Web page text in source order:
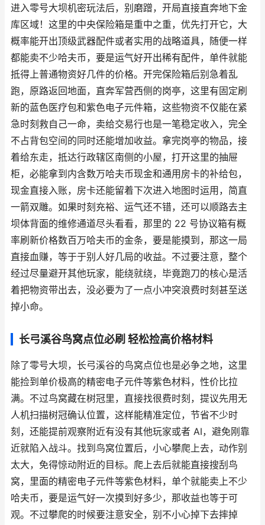
进入零号大坝机密玩法后，别磨蹭，开局直接直奔地下金
库区域！这里的中央保险箱是重中之重，优先打开它，大
概率能开出顶级武器配件或者实用的战略道具，随便一样
都能卖不少哈夫币，要是运气好开出稀有配件，单件就能
抵得上普通物资好几件的价格。开完保险箱后别急着乱
跑，原路返回地面，直奔军营西侧的岗亭，这里有固定刷
新的蓝色医疗包和紫色电子元件箱，这些物资不仅能在紧
急时刻救自己一命，卖给交易行也是一笔稳定收入，完全
不占背包空间的同时还能增加收益。拿完岗亭的物品，接
着给东走，抵达行政辖区南侧的小屋，打开这里的抽屉
柜，必能拿到内含数万哈夫币现金和通用房卡的补给包，
现金直接入账，房卡还能留着下次进入地图时运用，简直
一箭双雕。如果时刻充裕、运气还不错，还可以顺路去主
坝体背面的维修通道尽头看看，那里的 22 号协议箱有概
率刷新价格数百万哈夫币的金条，要是能摸到，那这一局
直接血赚，等于于别人好几局的收益。不过要注意，整个
经过尽量避开其他玩家，能绕就绕，毕竟跑刀的核心是活
着把物资带出去，没必要为了一点小冲突浪费时刻甚至送
掉小命。
长弓溪谷鸟窝点位必刷 轻松捡高价格材料
除了零号大坝，长弓溪谷的鸟窝点位也是必争之地，这里
能捡到单价极高的精密电子元件等紫色材料，性价比拉
满。不过鸟窝藏在树冠里，直接找很费时刻，提议先用无
人机扫描树冠确认位置，这样能精准定位，节省不少时
刻，还能提前观察附近有没有其他玩家或者 AI，避免刚靠
近就陷入战斗。找到鸟窝位置后，小心攀爬上去，动作别
太大，免得惊动附近的目标。爬上去后就能直接搜刮鸟
窝，里面的精密电子元件等紫色材料，单个就能卖上不少
哈夫币，要是运气好一次摸到好多少，那收益也等于可
观。不过攀爬的时候要注意安全，别不小心掉下去摔掉